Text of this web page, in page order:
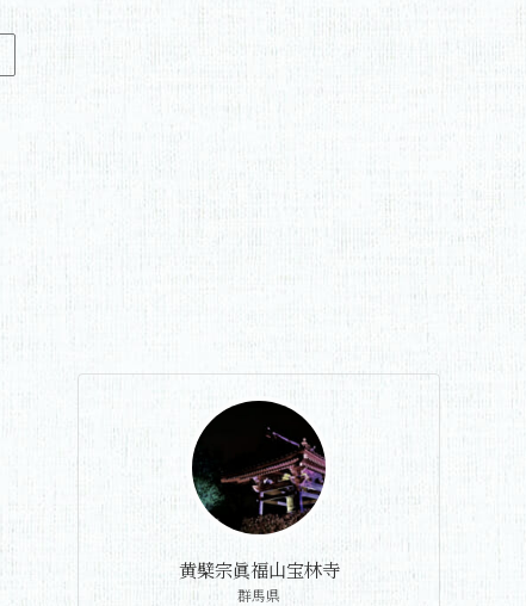
黄檗宗眞福山宝林寺
群馬県